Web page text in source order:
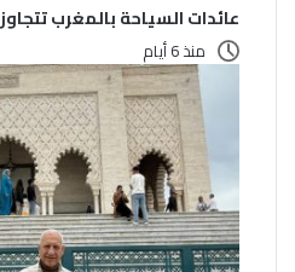
عائدات السياحة بالمغرب تتجاوز 64,8 مليار درهم
منذ 6 أيام